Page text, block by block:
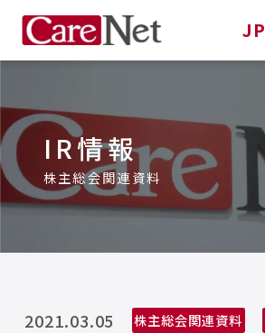
JP
IR情報
株主総会関連資料
2021.03.05 株主総会関連資料